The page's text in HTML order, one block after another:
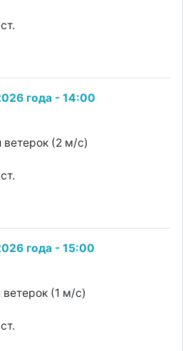
года - 14:00
ветерок (2 м/с)
года - 15:00
ветерок (1 м/с)